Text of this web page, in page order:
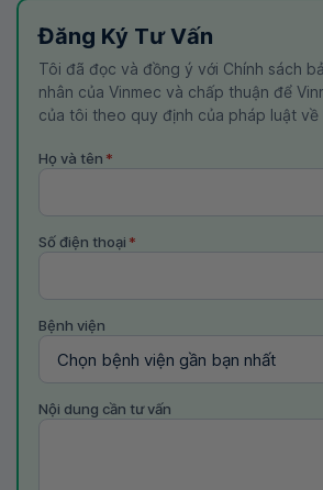
Đăng Ký Tư Vấn
Tôi đã đọc và đồng ý với Chính sách
nhân của Vinmec và chấp thuận để
của tôi theo quy định của pháp luật về
Họ và tên *
Số điện thoại *
Bệnh viện
Nội dung cần tư vấn